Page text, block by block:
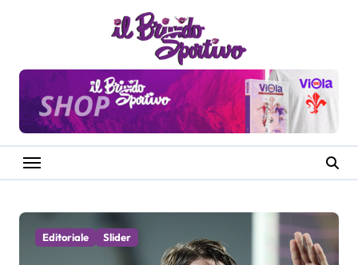
Editoriale Slider